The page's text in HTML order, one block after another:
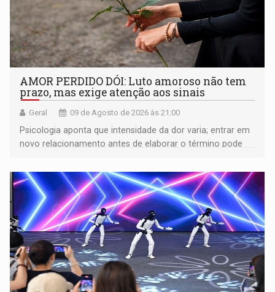
AMOR PERDIDO DÓI: Luto amoroso não tem
prazo, mas exige atenção aos sinais
Geral 09 de Agosto de 2026 às 21:00
Psicologia aponta que intensidade da dor varia; entrar em
novo relacionamento antes de elaborar o término pode